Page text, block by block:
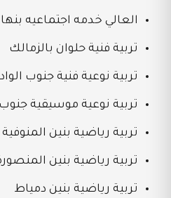
العالي خدمه اجتماعيه بنها
تربية فنية حلوان بالزمالك
تربية نوعية فنية جنوب
تربية نوعية موسيقية جنوب
تربية رياضية بنين
تربية رياضية بنين
تربية رياضية بنين دمياط